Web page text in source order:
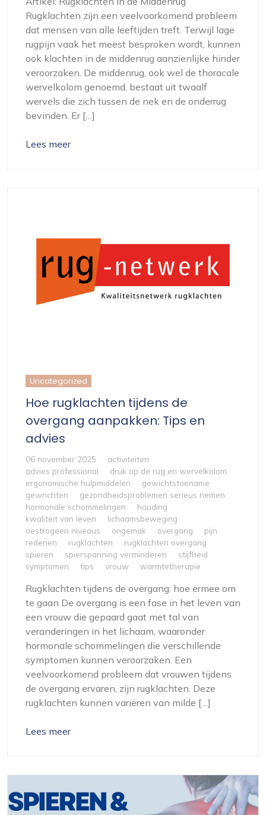
Rugklachten zijn een veelvoorkomend probleem
dat mensen van alle leeftijden treft. Terwijl lage
rugpijn vaak het meest besproken wordt, kunnen
ook klachten in de middenrug aanzienlijke hinder
veroorzaken. De middenrug, ook wel de thoracale
wervelkolom genoemd, bestaat uit twaalf
wervels die zich tussen de nek en de onderrug
bevinden. Er […]
Lees meer
Uncategorized
Hoe rugklachten tijdens de
overgang aanpakken: Tips en
advies
06 november 2025
activiteiten
advies professional
druk op de rug en wervelkolom
ergonomische hulpmiddelen
gewichtstoename
gewrichten
gezondheidsproblemen serieus nemen
hormonale schommelingen
houding
kwaliteit van leven
lichaamsbeweging
oestrogeen niveaus
ongemak overgang
pijn
redenen
rugklachten
rugklachten overgang
spieren
spierspanning verminderen
stijfheid
symptomen
tips vrouw warmtetherapie
Rugklachten tijdens de overgang: hoe ermee om
te gaan De overgang is een fase in het leven van
een vrouw die gepaard gaat met tal van
veranderingen in het lichaam, waaronder
hormonale schommelingen die verschillende
symptomen kunnen veroorzaken. Een
veelvoorkomend probleem dat vrouwen tijdens
de overgang ervaren, zijn rugklachten. Deze
rugklachten kunnen variëren van milde […]
Lees meer